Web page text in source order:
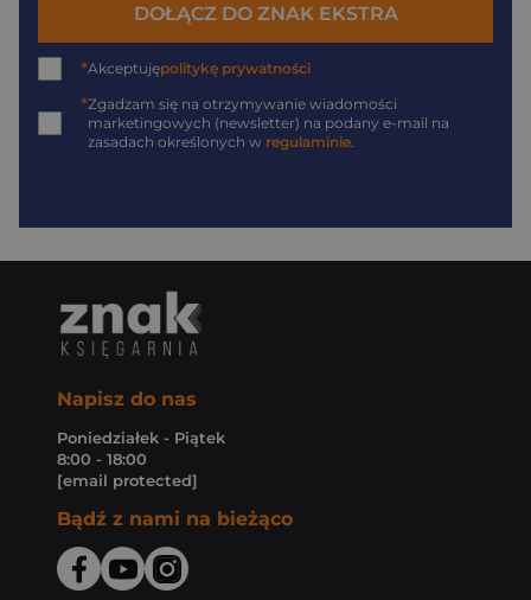
DOŁĄCZ DO ZNAK EKSTRA
*Akceptujępolitykę prywatności
*Zgadzam się na otrzymywanie wiadomości
marketingowych (newsletter) na podany e-mail na
zasadach określonych w regulaminie
Napisz do nas
Poniedziałek - Piątek
8:00 - 18:00
[email protected]
Bądź z nami na bieżąco